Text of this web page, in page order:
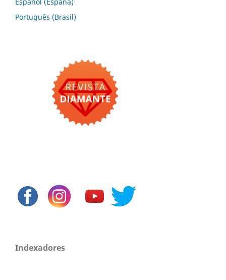
Português (Brasil)
Indexadores